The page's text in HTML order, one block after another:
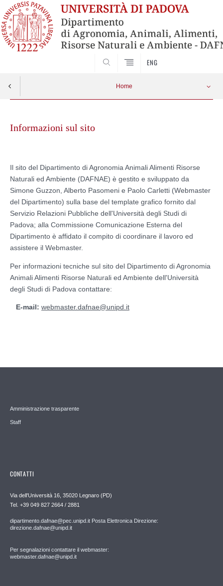
ENG
Home
contentInformazioni sul sito
Il sito del Dipartimento di Agronomia Animali Alimenti Risorse
Naturali ed Ambiente (DAFNAE) è gestito e sviluppato da
Simone Guzzon, Alberto Pasomeni e Paolo Carletti (Webmaster
del Dipartimento) sulla base del template grafico fornito dal
Servizio Relazioni Pubbliche dell'Università degli Studi di
Padova; alla Commissione Comunicazione Esterna del
Dipartimento è affidato il compito di coordinare il lavoro ed
assistere il Webmaster.
Per informazioni tecniche sul sito del Dipartimento diAgronomia
Animali Alimenti Risorse Naturali ed Ambiente dell'Università
degli Studi di Padova contattare:
E-mail: webmaster.dafnae@unipd.it
Amministrazione trasparente
Staff
CONTATTI
Via dell'Università 16, 35020 Legnaro (PD)
Tel. +39 049 827 2664 / 2881
dipartimento.dafnae@pec.unipd.it Posta Elettronica Direzione:
direzione.dafnae@unipd.it
Per segnalazioni contattare il webmaster:
webmaster.dafnae@unipd.it